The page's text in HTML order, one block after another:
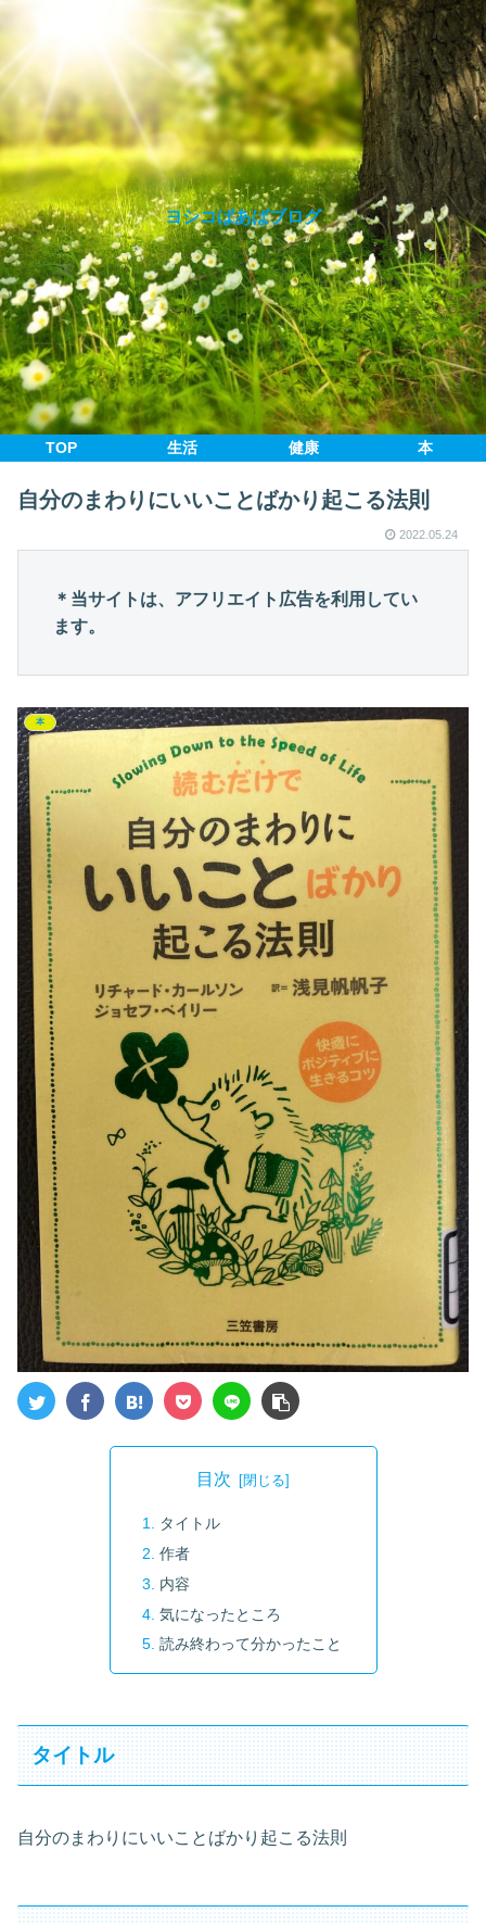
ヨシコばあばブログ
TOP 生活 健康 本
自分のまわりにいいことばかり起こる法則
2022.05.24
＊当サイトは、アフリエイト広告を利用してい
ます。
本
目次
タイトル
作者
内容
気になったところ
読み終わって分かったこと
タイトル
自分のまわりにいいことばかり起こる法則